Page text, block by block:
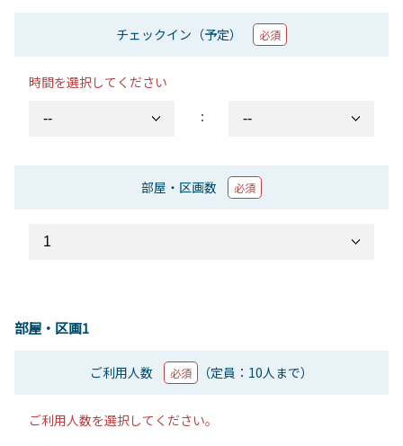
チェックイン（予定） 必須
時間を選択してください
：
部屋・区画数 必須
部屋・区画1
ご利用人数 必須 （定員：10人まで）
ご利用人数を選択してください。